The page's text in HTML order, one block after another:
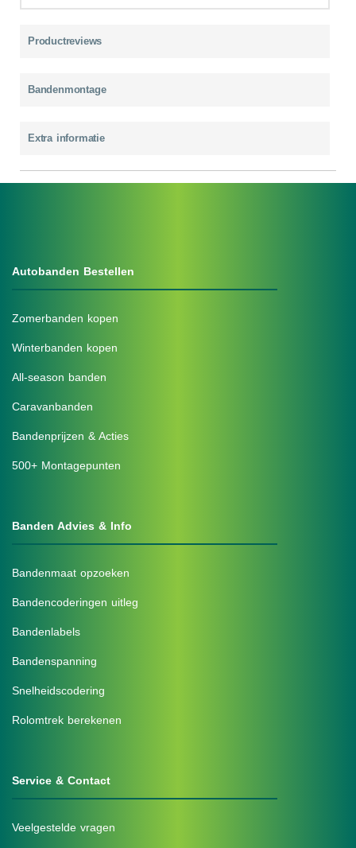
Productreviews
Bandenmontage
Extra informatie
Autobanden Bestellen
Zomerbanden kopen
Winterbanden kopen
All-season banden
Caravanbanden
Bandenprijzen & Acties
500+ Montagepunten
Banden Advies & Info
Bandenmaat opzoeken
Bandencoderingen uitleg
Bandenlabels
Bandenspanning
Snelheidscodering
Rolomtrek berekenen
Service & Contact
Veelgestelde vragen